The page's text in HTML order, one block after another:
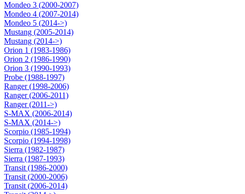
Mondeo 3 (2000-2007)
Mondeo 4 (2007-2014)
Mondeo 5 (2014->)
Mustang (2005-2014)
Mustang (2014->)
Orion 1 (1983-1986)
Orion 2 (1986-1990)
Orion 3 (1990-1993)
Probe (1988-1997)
Ranger (1998-2006)
Ranger (2006-2011)
Ranger (2011->)
S-MAX (2006-2014)
S-MAX (2014->)
Scorpio (1985-1994)
Scorpio (1994-1998)
Sierra (1982-1987)
Sierra (1987-1993)
Transit (1986-2000)
Transit (2000-2006)
Transit (2006-2014)